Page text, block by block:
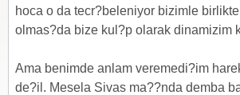
hoca o da tecr?beleniyor bizimle
olmas?da bize kul?p olarak dinamizim
Ama benimde anlam veremedi?im
de?il. Mesela Sivas ma??nda demba